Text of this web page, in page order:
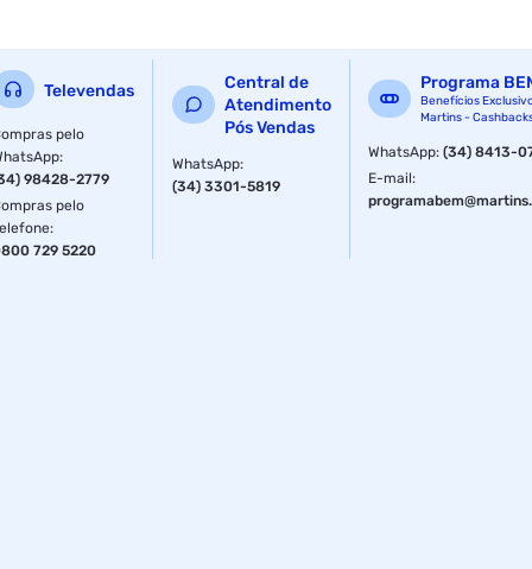
Televendas
pelo
:
98428-2779
pelo
:
729 5220
Central de
Atendimento
Pós Vendas
WhatsApp:
(34) 3301-5819
Programa
Benefícios
Martins -
WhatsApp:(34) 8413-
E-mail: